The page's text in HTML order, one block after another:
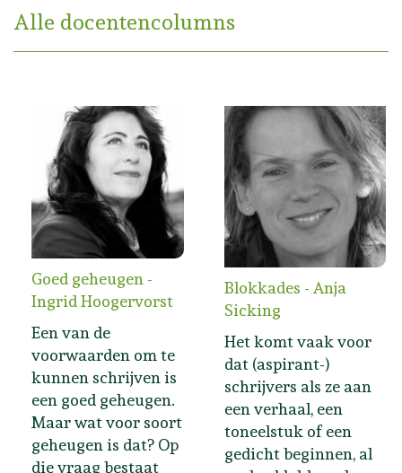
Alle docentencolumns
Goed geheugen -
Ingrid Hoogervorst
Een van de
voorwaarden om te
kunnen schrijven is
een goed geheugen.
Maar wat voor soort
geheugen is dat? Op
die vraag bestaat
Blokkades - Anja
Sicking
Het komt vaak voor
dat (aspirant-)
schrijvers als ze aan
een verhaal, een
toneelstuk of een
gedicht beginnen, al